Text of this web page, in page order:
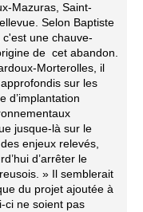
Mazuras, Saint-
Selon Baptiste
une chauve-
de cet abandon.
Morterolles, il
sur les
d’implantation
jusque-là sur le
enjeux relevés,
d’arrêter le
» Il semblerait
du projet ajoutée à
ci ne soient pas